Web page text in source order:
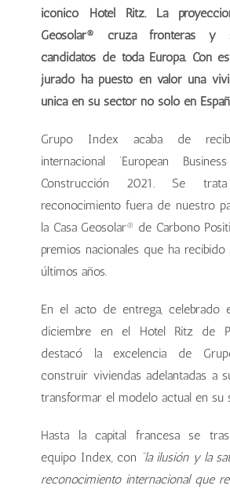
icónico Hotel Ritz. La
Geosolar® cruza fronteras y
candidatos de toda Europa. Con
jurado ha puesto en valor una
única en su sector no sólo en
Grupo Index acaba de
internacional ‘European
Construcción 2021. Se
reconocimiento fuera de nuestro
la Casa Geosolar® de Carbono
premios nacionales que ha
últimos años.
En el acto de entrega, celebrado
diciembre en el Hotel Ritz de
destacó la excelencia de
construir viviendas adelantadas a
transformar el modelo actual en su
Hasta la capital francesa se
equipo Index, con “la ilusión y la
reconocimiento internacional que